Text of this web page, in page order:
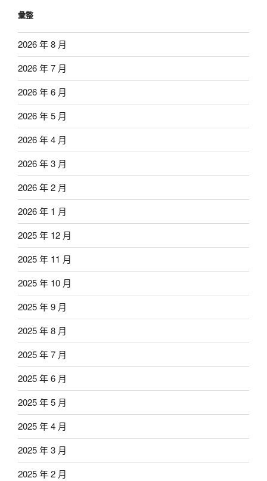
彙整
2026 年 8 月
2026 年 7 月
2026 年 6 月
2026 年 5 月
2026 年 4 月
2026 年 3 月
2026 年 2 月
2026 年 1 月
2025 年 12 月
2025 年 11 月
2025 年 10 月
2025 年 9 月
2025 年 8 月
2025 年 7 月
2025 年 6 月
2025 年 5 月
2025 年 4 月
2025 年 3 月
2025 年 2 月